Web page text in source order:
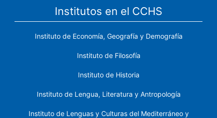
Institutos en el CCHS
Instituto de Economía, Geografía y Demografía
Instituto de Filosofía
Instituto de Historia
Instituto de Lengua, Literatura y Antropología
Instituto de Lenguas y Culturas del Mediterráneo y